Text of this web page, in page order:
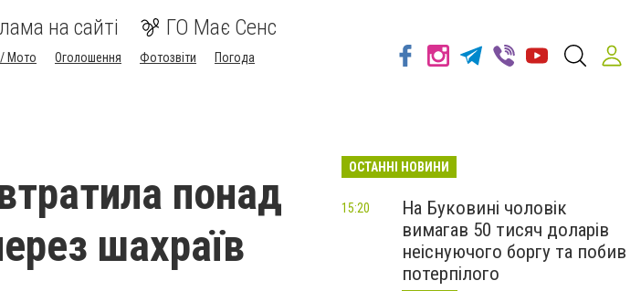
на сайті ГО Має Сенс
Мото Оголошення Фотозвіти
Погода
понад
шахраїв
ОСТАННІ НОВИНИ
На Буковині чоловік
вимагав 50 тисяч доларів
неіснуючого боргу та побив
потерпілого
15:20